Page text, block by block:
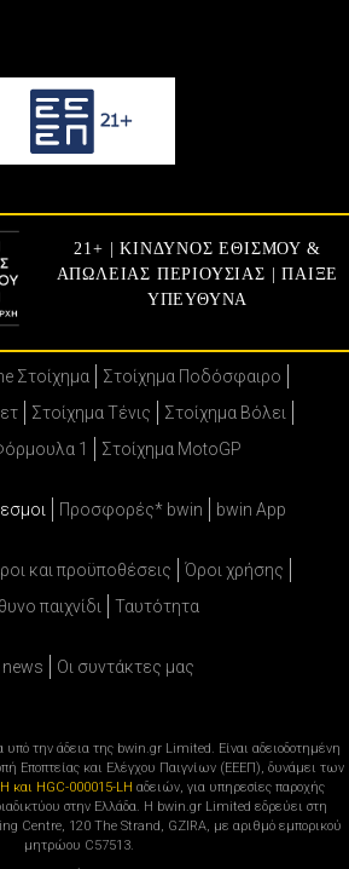
21+ | ΚΙΝΔΥΝΟΣ ΕΘΙΣΜΟΥ &
ΑΠΩΛΕΙΑΣ ΠΕΡΙΟΥΣΙΑΣ | ΠΑΙΞΕ
ΥΠΕΥΘΥΝΑ
Στοίχημα
Στοίχημα Ποδόσφαιρο
Στοίχημα Τένις
Στοίχημα Βόλει
1
Στοίχημα MotoGP
Προσφορές* bwin bwin App
και προϋποθέσεις
Όροι χρήσης
παιχνίδι
Ταυτότητα
Oι συντάκτες μας
υπό την άδεια της bwin.gr Limited. Είναι αδειοδοτημένη
Εποπτείας και Ελέγχου Παιγνίων (ΕΕΕΠ), δυνάμει των
και HGC-000015-LH αδειών, για υπηρεσίες παροχής
στην Ελλάδα. Η bwin.gr Limited εδρεύει στη
Centre, 120 The Strand, GZIRA, με αριθμό εμπορικού
μητρώου C57513.
.